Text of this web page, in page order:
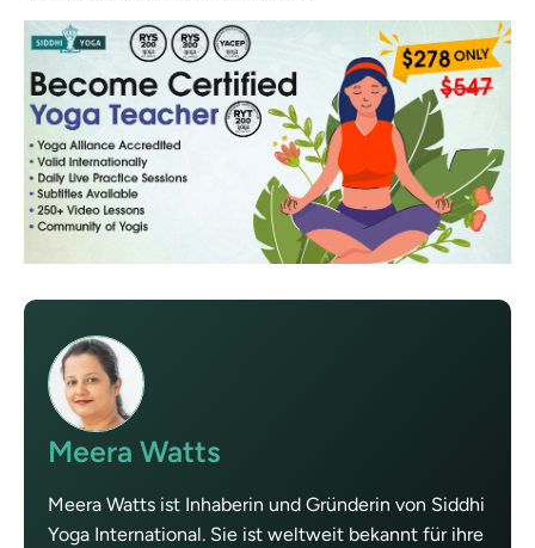
Meera Watts
Meera Watts ist Inhaberin und Gründerin von Siddhi
Yoga International. Sie ist weltweit bekannt für ihre